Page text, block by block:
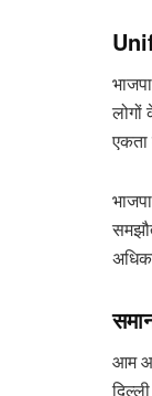
एकता
आम